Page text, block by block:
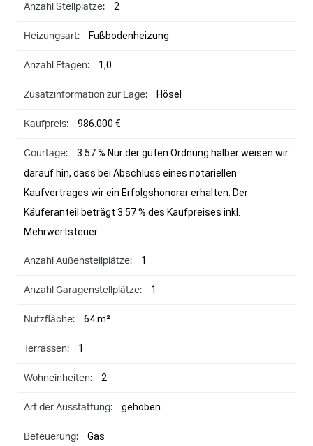
Anzahl Stellplätze: 2
Heizungsart: Fußbodenheizung
Anzahl Etagen: 1,0
Zusatzinformation zur Lage: Hösel
Kaufpreis: 986.000 €
Courtage:
3.57 % Nur der guten Ordnung halber weisen wir
darauf hin, dass bei Abschluss eines notariellen
Kaufvertrages wir ein Erfolgshonorar erhalten. Der
Käuferanteil beträgt 3.57 % des Kaufpreises inkl.
Mehrwertsteuer.
Anzahl Außenstellplätze: 1
Anzahl Garagenstellplätze: 1
Nutzfläche: 64 m²
Terrassen: 1
Wohneinheiten: 2
Art der Ausstattung: gehoben
Befeuerung: Gas